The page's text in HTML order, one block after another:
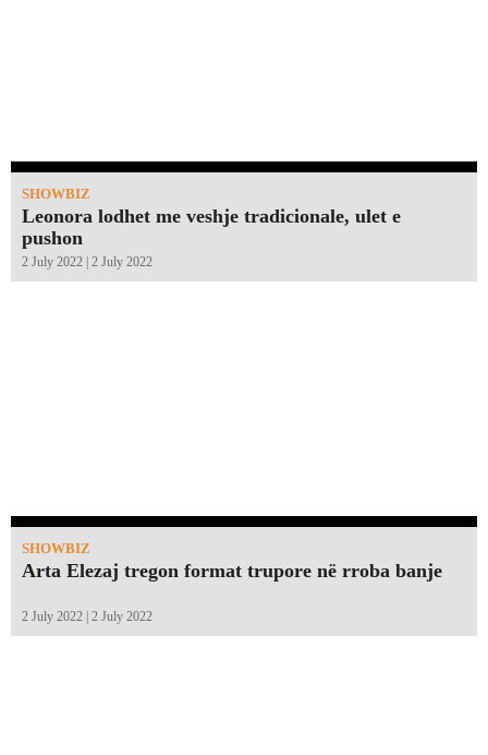
SHOWBIZ
Leonora lodhet me veshje tradicionale, ulet e
pushon
2 July 2022 | 2 July 2022
SHOWBIZ
Arta Elezaj tregon format trupore në rroba banje
2 July 2022 | 2 July 2022